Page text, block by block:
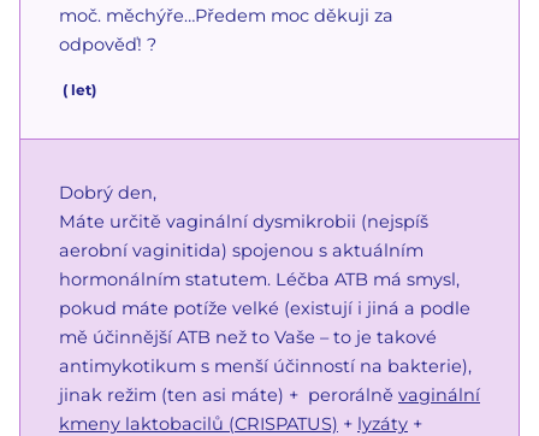
moč. měchýře…Předem moc děkuji za
odpověď! ?
( let)
Dobrý den,
Máte určitě vaginální dysmikrobii (nejspíš
aerobní vaginitida) spojenou s aktuálním
hormonálním statutem. Léčba ATB má smysl,
pokud máte potíže velké (existují i jiná a podle
mě účinnější ATB než to Vaše – to je takové
antimykotikum s menší účinností na bakterie),
jinak režim (ten asi máte) + perorálně vaginální
kmeny laktobacilů (CRISPATUS) + lyzáty +